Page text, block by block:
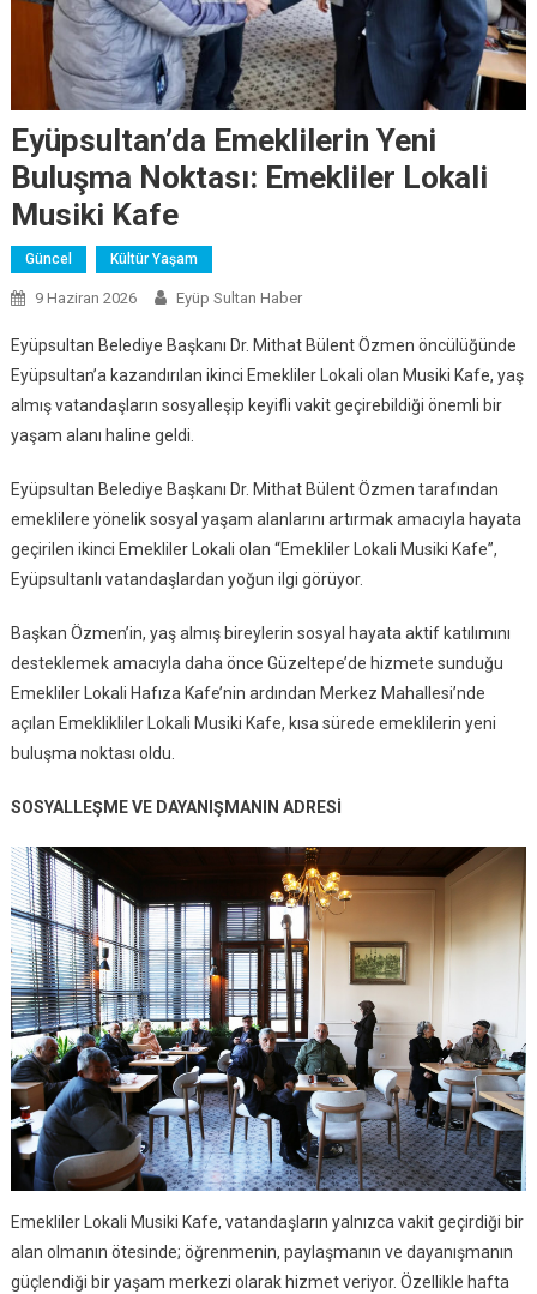
Eyüpsultan’da Emeklilerin Yeni
Buluşma Noktası: Emekliler Lokali
Musiki Kafe
Güncel Kültür Yaşam
9 Haziran 2026 Eyüp Sultan Haber
Eyüpsultan Belediye Başkanı Dr. Mithat Bülent Özmen öncülüğünde
Eyüpsultan’a kazandırılan ikinci Emekliler Lokali olan Musiki Kafe, yaş
almış vatandaşların sosyalleşip keyifli vakit geçirebildiği önemli bir
yaşam alanı haline geldi.
Eyüpsultan Belediye Başkanı Dr. Mithat Bülent Özmen tarafından
emeklilere yönelik sosyal yaşam alanlarını artırmak amacıyla hayata
geçirilen ikinci Emekliler Lokali olan “Emekliler Lokali Musiki Kafe”,
Eyüpsultanlı vatandaşlardan yoğun ilgi görüyor.
Başkan Özmen’in, yaş almış bireylerin sosyal hayata aktif katılımını
desteklemek amacıyla daha önce Güzeltepe’de hizmete sunduğu
Emekliler Lokali Hafıza Kafe’nin ardından Merkez Mahallesi’nde
açılan Emeklikliler Lokali Musiki Kafe, kısa sürede emeklilerin yeni
buluşma noktası oldu.
SOSYALLEŞME VE DAYANIŞMANIN ADRESİ
Emekliler Lokali Musiki Kafe, vatandaşların yalnızca vakit geçirdiği bir
alan olmanın ötesinde; öğrenmenin, paylaşmanın ve dayanışmanın
güçlendiği bir yaşam merkezi olarak hizmet veriyor. Özellikle hafta